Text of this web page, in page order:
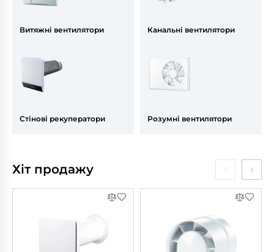
Витяжні вентилятори
Стінові рекуператори
Канальні вентилятори
Розумні вентилятори
Хіт продажу